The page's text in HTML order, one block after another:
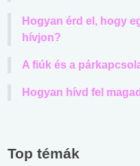
Hogyan érd el, hogy
hívjon?
A fiúk és a
Hogyan hívd fel
Top témák